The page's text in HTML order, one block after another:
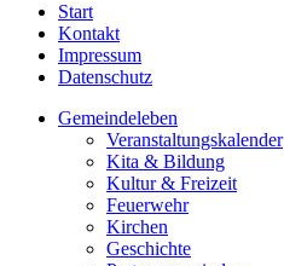
Start
Kontakt
Impressum
Datenschutz
Gemeindeleben
Veranstaltungskalender
Kita & Bildung
Kultur & Freizeit
Feuerwehr
Kirchen
Geschichte